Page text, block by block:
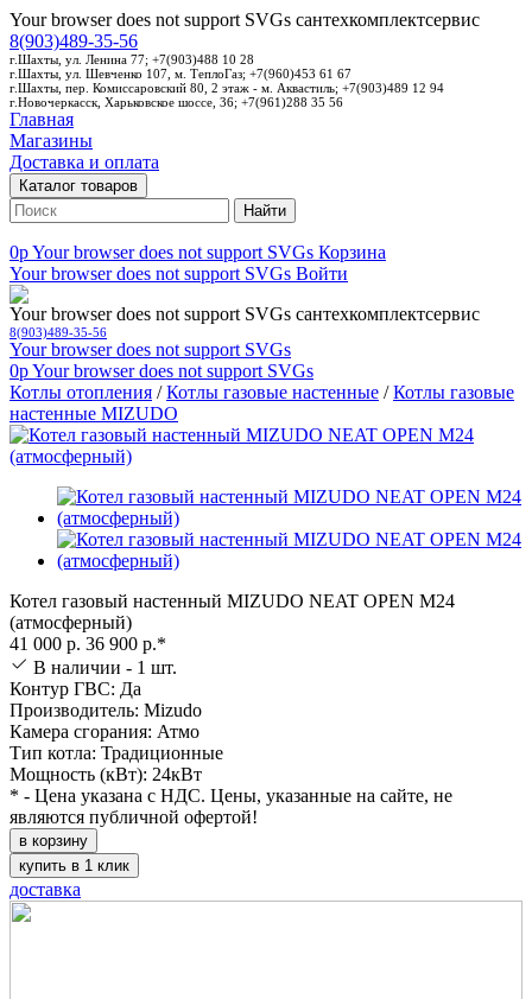
Your browser does not support SVGs сантехкомплектсервис
8(903)489-35-56
г.Шахты, ул. Ленина 77; +7(903)488 10 28
г.Шахты, ул. Шевченко 107, м. ТеплоГаз; +7(960)453 61 67
г.Шахты, пер. Комиссаровский 80, 2 этаж - м. Аквастиль; +7(903)489 12 94
г.Новочеркасск, Харьковское шоссе, 36; +7(961)288 35 56
Главная
Магазины
Доставка и оплата
Каталог товаров
Найти
0pYour browser does not support SVGs Корзина
Your browser does not support SVGs Войти
Your browser does not support SVGs сантехкомплектсервис
8(903)489-35-56
Your browser does not support SVGs
0pYour browser does not support SVGs
Котлы отопления /Котлы газовые настенные /Котлы газовые
настенные MIZUDO
Котел газовый настенный MIZUDO NEAT OPEN M24
(атмосферный)
41 000 р. 36 900 р.*
В наличии - 1 шт.
Контур ГВС: Да
Производитель: Mizudo
Камера сгорания: Атмо
Тип котла: Традиционные
Мощность (кВт): 24кВт
* - Цена указана с НДС. Цены, указанные на сайте, не
являются публичной офертой!
в корзину
купить в 1 клик
доставка